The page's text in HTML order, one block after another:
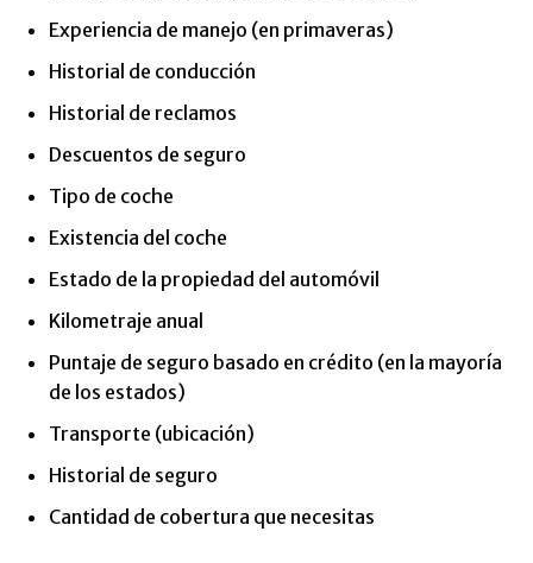
Experiencia de manejo (en primaveras)
Historial de conducción
Historial de reclamos
Descuentos de seguro
Tipo de coche
Existencia del coche
Estado de la propiedad del automóvil
Kilometraje anual
Puntaje de seguro basado en crédito (en la mayoría
de los estados)
Transporte (ubicación)
Historial de seguro
Cantidad de cobertura que necesitas